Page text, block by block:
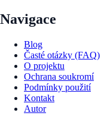
Navigace
Blog
Časté otázky (FAQ)
O projektu
Ochrana soukromí
Podmínky použití
Kontakt
Autor